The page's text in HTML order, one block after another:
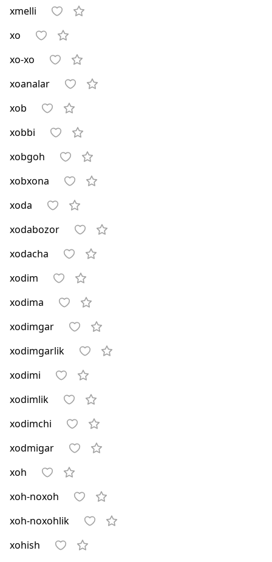
xmelli
xo
xo-xo
xoanalar
xob
xobbi
xobgoh
xobxona
xoda
xodabozor
xodacha
xodim
xodima
xodimgar
xodimgarlik
xodimi
xodimlik
xodimchi
xodmigar
xoh
xoh-noxoh
xoh-noxohlik
xohish